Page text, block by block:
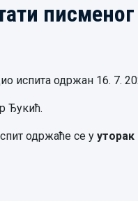
испита одржан 16. 7.
Ђукић.
одржаће се у уторак